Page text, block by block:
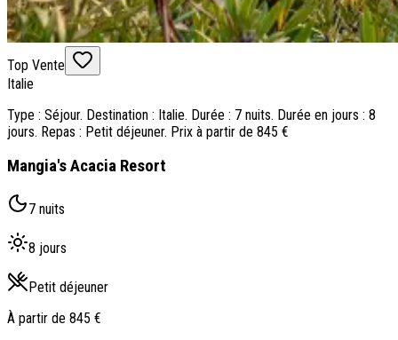
Découvrir Donatello
Qui sommes-nous ?
Notre histoire
Tourisme responsable
Nos brochures
Contactez-nous
Top Vente
Italie
Type : Séjour. Destination : Italie. Durée : 7 nuits. Durée en jours : 8
jours. Repas : Petit déjeuner. Prix à partir de 845 €
Mangia's Acacia Resort
7 nuits
8 jours
Petit déjeuner
À partir de 845 €